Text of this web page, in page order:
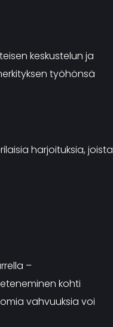
keskustelun ja
työhönsä
harjoituksia, joista
–
kohti
vahvuuksia voi